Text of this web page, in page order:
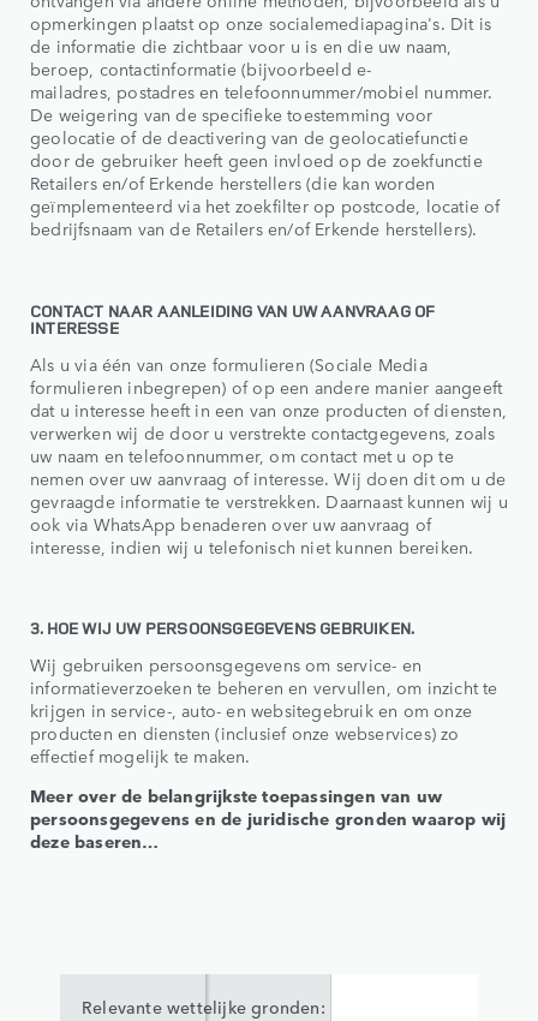
opmerkingen plaatst op onze socialemediapagina's. Dit is
de informatie die zichtbaar voor u is en die uw naam,
beroep, contactinformatie (bijvoorbeeld e-
mailadres, postadres en telefoonnummer/mobiel nummer.
De weigering van de specifieke toestemming voor
geolocatie of de deactivering van de geolocatiefunctie
door de gebruiker heeft geen invloed op de zoekfunctie
Retailers en/of Erkende herstellers (die kan worden
geïmplementeerd via het zoekfilter op postcode, locatie of
bedrijfsnaam van de Retailers en/of Erkende herstellers).
CONTACT NAAR AANLEIDING VAN UW AANVRAAG OF
INTERESSE
Als u via één van onze formulieren (Sociale Media
formulieren inbegrepen) of op een andere manier aangeeft
dat u interesse heeft in een van onze producten of diensten,
verwerken wij de door u verstrekte contactgegevens, zoals
uw naam en telefoonnummer, om contact met u op te
nemen over uw aanvraag of interesse. Wij doen dit om u de
gevraagde informatie te verstrekken. Daarnaast kunnen wij u
ook via WhatsApp benaderen over uw aanvraag of
interesse, indien wij u telefonisch niet kunnen bereiken.
3. HOE WIJ UW PERSOONSGEGEVENS GEBRUIKEN.
Wij gebruiken persoonsgegevens om service- en
informatieverzoeken te beheren en vervullen, om inzicht te
krijgen in service-, auto- en websitegebruik en om onze
producten en diensten (inclusief onze webservices) zo
effectief mogelijk te maken.
Meer over de belangrijkste toepassingen van uw
persoonsgegevens en de juridische gronden waarop wij
deze baseren…
Relevante wettelijke gronden: